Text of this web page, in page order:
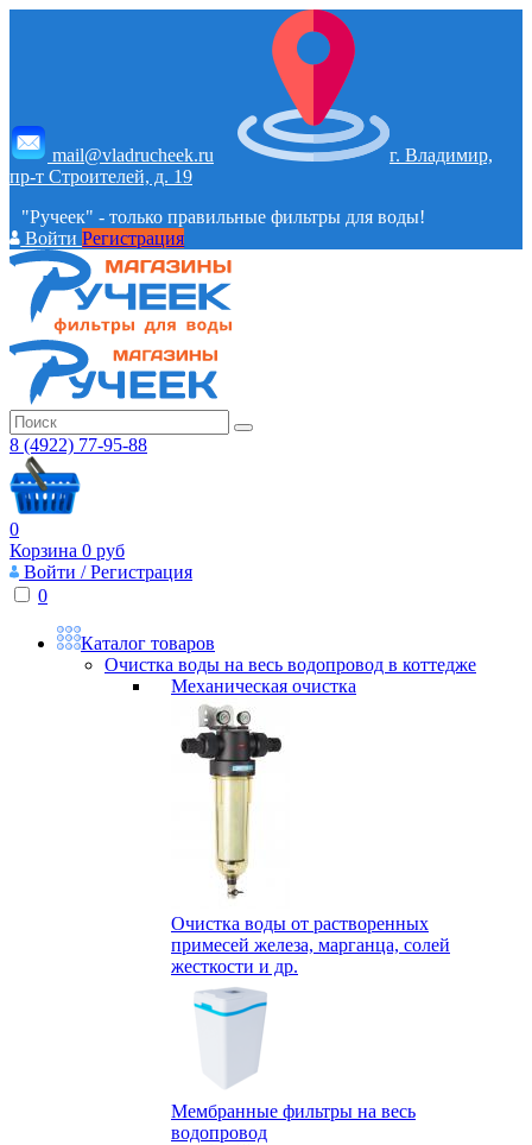
mail@vladrucheek.ru
г. Владимир,
пр-т Строителей, д. 19
"Ручеек" - только правильные фильтры для воды!
ВойтиРегистрация
8 (4922) 77-95-88
0
Корзина 0 руб
Войти / Регистрация
0
Каталог товаров
Очистка воды на весь водопровод в коттедже
Механическая очистка
Очистка воды от растворенных
примесей железа, марганца, солей
жесткости и др.
Мембранные фильтры на весь
водопровод